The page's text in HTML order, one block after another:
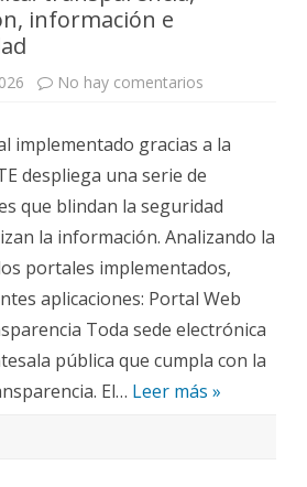
información e
No hay comentarios
registro,
gestión,
información
e
implementado gracias a la
despliega una serie de
que blindan la seguridad
la información. Analizando la
portales implementados,
aplicaciones: Portal Web
Toda sede electrónica
pública que cumpla con la
El… Leer más »